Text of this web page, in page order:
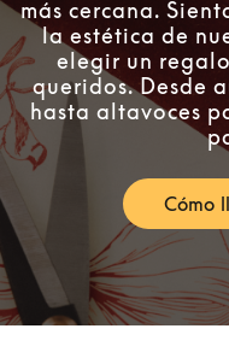
más cercana.
la estética de
elegir un
queridos. Desde
hasta altavoces
Cómo